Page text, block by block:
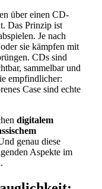
über einen CD-
Das Prinzip ist
Je nach
sie kämpfen mit
CDs sind
sammelbar und
empfindlicher:
Case sind echte
digitalem
genau diese
Aspekte im